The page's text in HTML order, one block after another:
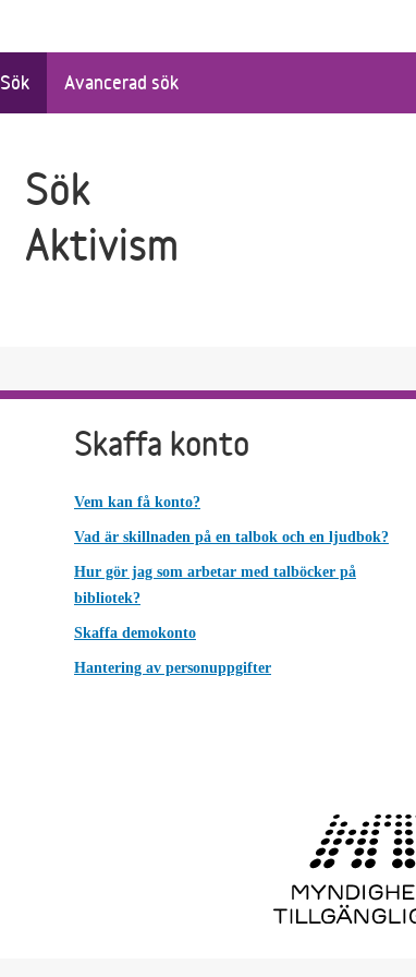
Sök Avancerad sök
Sök
Aktivism
Skaffa konto
Vem kan få konto?
Vad är skillnaden på en talbok och en ljudbok?
Hur gör jag som arbetar med talböcker på
bibliotek?
Skaffa demokonto
Hantering av personuppgifter